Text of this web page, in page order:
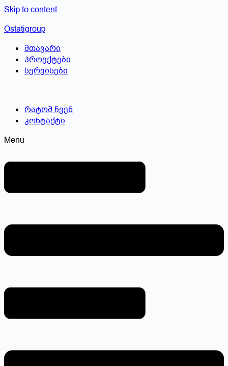
Skip to content
Ostatigroup
მთავარი
პროექტები
სერვისები
რატომ ჩვენ
კონტაქტი
Menu